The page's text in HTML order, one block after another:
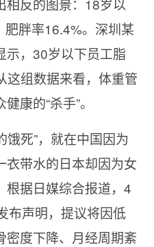
相反的图景：18岁以
肥胖率16.4%。深圳某
示，30岁以下员工脂
这组数据来看，体重管
康的“杀手”。
饿死”，就在中国因为
衣带水的日本却因为女
根据日媒综合报道，4
布声明，提议将因低
密度下降、月经周期紊